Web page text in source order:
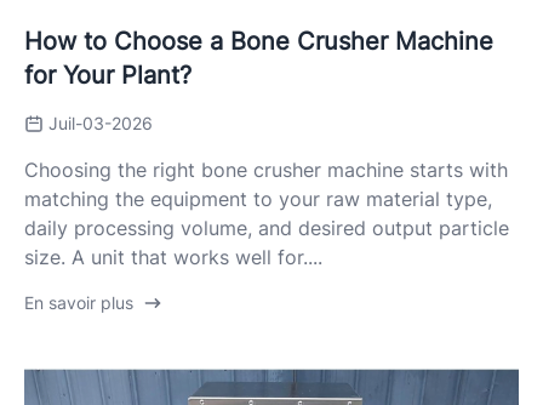
How to Choose a Bone Crusher Machine
for Your Plant?
Juil-03-2026
Choosing the right bone crusher machine starts with
matching the equipment to your raw material type,
daily processing volume, and desired output particle
size. A unit that works well for....
En savoir plus